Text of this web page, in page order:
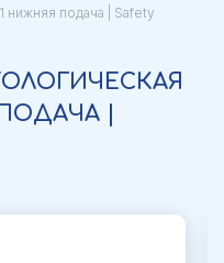
нижняя подача | Safety
|